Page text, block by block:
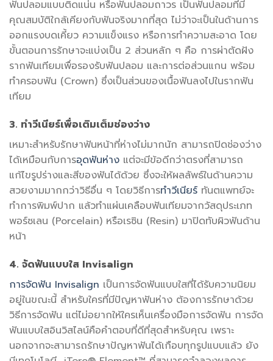
ฟันปลอมแบบติดแน่น หรือฟันปลอมถาวร เป็นฟันปลอมที่มี
คุณสมบัติใกล้เคียงกับฟันจริงมากที่สุด ไม่ว่าจะเป็นในด้านการ
ออกแรงบดเคี้ยว ความแข็งแรง หรือการทำความสะอาด โดย
ขั้นตอนการรักษาจะแบ่งเป็น 2 ส่วนหลัก ๆ คือ การผ่าตัดฝัง
รากฟันเทียมเพื่อรองรับฟันปลอม และการต่อส่วนแกน พร้อม
ทำครอบฟัน (Crown) ซึ่งเป็นส่วนของเนื้อฟันลงไปในรากฟัน
เทียม
3. ทำวีเนียร์เพื่อเติมเต็มช่องว่าง
เหมาะสำหรับรักษาฟันหน้าที่ห่างไม่มากนัก สามารถปิดช่องว่าง
ได้เหมือนกับการอุดฟันห่าง แต่จะมีข้อดีกว่าตรงที่สามารถ
แก้ไขรูปร่างและสีของฟันได้ด้วย ซึ่งจะให้ผลลัพธ์ในด้านความ
สวยงามมากกว่าวิธีอื่น ๆ โดยวิธีการทำวีเนียร์ ทันตแพทย์จะ
ทำการพิมพ์ปาก แล้วทำแผ่นเคลือบฟันเทียมจากวัสดุประเภท
พอร์ซเลน (Porcelain) หรือเรซิน (Resin) มาปิดทับผิวฟันด้าน
หน้า
4. จัดฟันแบบใส Invisalign
การจัดฟัน Invisalign เป็นการจัดฟันแบบใสที่ได้รับความนิยม
อยู่ในขณะนี้ สำหรับใครที่มีปัญหาฟันห่าง ต้องการรักษาด้วย
วิธีการจัดฟัน แต่ไม่อยากให้ใครเห็นเครื่องมือการจัดฟัน การจัด
ฟันแบบใสอินวิสไลน์คือคำตอบที่ดีที่สุดสำหรับคุณ เพราะ
นอกจากจะสามารถรักษาปัญหาฟันได้เกือบทุกรูปแบบแล้ว ยัง